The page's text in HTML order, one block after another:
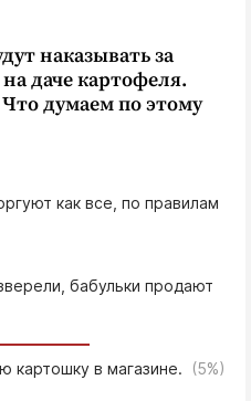
наказывать за
даче картофеля.
думаем по этому
как все, по правилам
бабульки продают
картошку в магазине. (5%)